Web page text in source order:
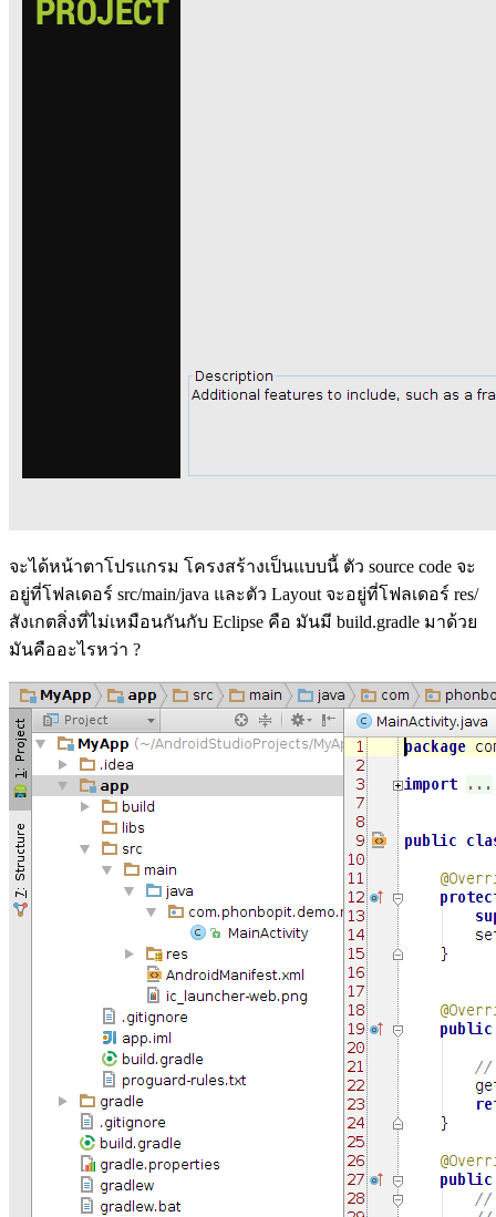
จะได้หน้าตาโปรแกรม โครงสร้างเป็นแบบนี้ ตัว source code จะ
อยู่ที่โฟลเดอร์ src/main/java และตัว Layout จะอยู่ที่โฟลเดอร์ res/
สังเกตสิ่งที่ไม่เหมือนกันกับ Eclipse คือ มันมี build.gradle มาด้วย
มันคืออะไรหว่า ?